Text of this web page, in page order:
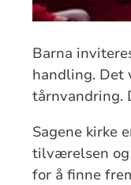
Barna
handling. Det
tårnvandring.
Sagene kirke
tilværelsen og
for å finne